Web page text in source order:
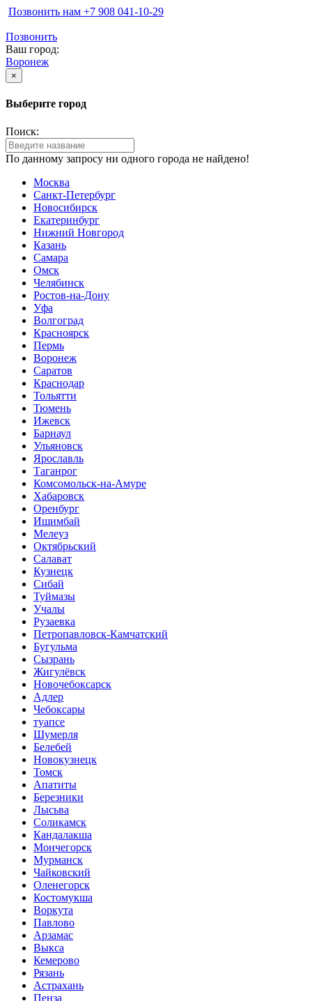
Позвонить нам ‪+7 908 041-10-29
Позвонить
Ваш город:
Воронеж
×
Выберите город
Поиск:
По данному запросу ни одного города не найдено!
Москва
Санкт-Петербург
Новосибирск
Екатеринбург
Нижний Новгород
Казань
Самара
Омск
Челябинск
Ростов-на-Дону
Уфа
Волгоград
Красноярск
Пермь
Воронеж
Саратов
Краснодар
Тольятти
Тюмень
Ижевск
Барнаул
Ульяновск
Ярославль
Таганрог
Комсомольск-на-Амуре
Хабаровск
Оренбург
Ишимбай
Мелеуз
Октябрьский
Салават
Кузнецк
Сибай
Туймазы
Учалы
Рузаевка
Петропавловск-Камчатский
Бугульма
Сызрань
Жигулёвск
Новочебоксарск
Адлер
Чебоксары
туапсе
Шумерля
Белебей
Новокузнецк
Томск
Апатиты
Березники
Лысьва
Соликамск
Кандалакша
Мончегорск
Мурманск
Чайковский
Оленегорск
Костомукша
Воркута
Павлово
Арзамас
Выкса
Кемерово
Рязань
Астрахань
Пенза